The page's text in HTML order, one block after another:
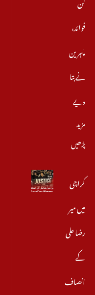
فوائد،
ماہرین
نے بتا
دیے
مزید
پڑھیں
کراچی
میں میر
رضا علی
کے
انصاف